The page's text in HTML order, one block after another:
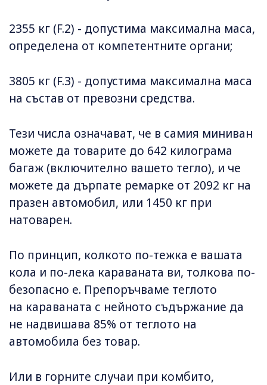
2355 кг (F.2) - допустима максимална маса,
определена от компетентните органи;
3805 кг (F.3) - допустима максимална маса
на състав от превозни средства.
Тези числа означават, че в самия миниван
можете да товарите до 642 килограма
багаж (включително вашето тегло), и че
можете да дърпате ремарке от 2092 кг на
празен автомобил, или 1450 кг при
натоварен.
По принцип, колкото по-тежка е вашата
кола и по-лека караваната ви, толкова по-
безопасно е. Препоръчваме теглото
на караваната с нейното съдържание да
не надвишава 85% от теглото на
автомобила без товар.
Или в горните случаи при комбито,